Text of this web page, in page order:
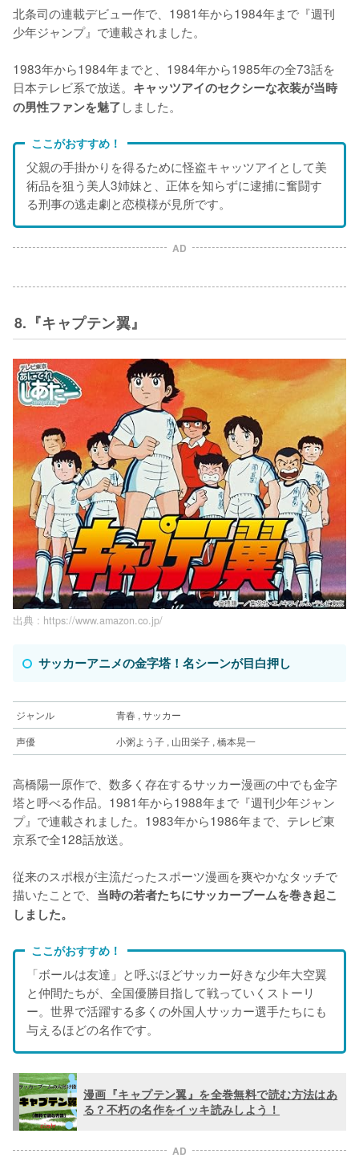
北条司の連載デビュー作で、1981年から1984年まで『週刊
少年ジャンプ』で連載されました。
1983年から1984年までと、1984年から1985年の全73話を
日本テレビ系で放送。 キャッツアイのセクシーな衣装が当時
の男性ファンを魅了しました。
ここがおすすめ！
父親の手掛かりを得るために怪盗キャッツアイとして美
術品を狙う美人3姉妹と、正体を知らずに逮捕に奮闘す
る刑事の逃走劇と恋模様が見所です。
AD
8.『キャプテン翼』
出典 : https://www.amazon.co.jp/
サッカーアニメの金字塔！名シーンが目白押し
ジャンル
青春 , サッカー
声優
小粥よう子 , 山田栄子 , 橋本晃一
高橋陽一原作で、数多く存在するサッカー漫画の中でも金字
塔と呼べる作品。1981年から1988年まで『週刊少年ジャン
プ』で連載されました。1983年から1986年まで、テレビ東
京系で全128話放送。
従来のスポ根が主流だったスポーツ漫画を爽やかなタッチで
描いたことで、 当時の若者たちにサッカーブームを巻き起こ
しました。
ここがおすすめ！
「ボールは友達」と呼ぶほどサッカー好きな少年大空翼
と仲間たちが、全国優勝目指して戦っていくストーリ
ー。世界で活躍する多くの外国人サッカー選手たちにも
与えるほどの名作です。
漫画『キャプテン翼』を全巻無料で読む方法はあ
る？不朽の名作をイッキ読みしよう！
AD